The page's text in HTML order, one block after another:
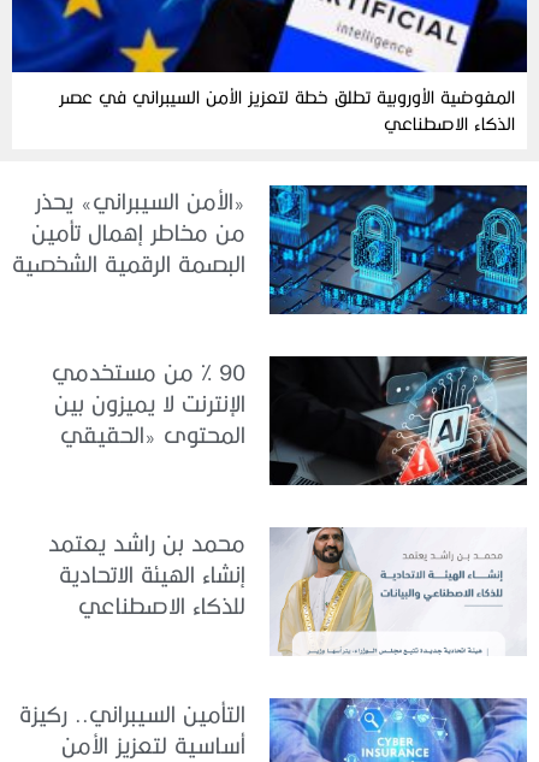
المفوضية الأوروبية تطلق خطة لتعزيز الأمن السيبراني في عصر
الذكاء الاصطناعي
«الأمن السيبراني» يحذر
من مخاطر إهمال تأمين
البصمة الرقمية الشخصية
90 % من مستخدمي
الإنترنت لا يميزون بين
المحتوى «الحقيقي
محمد بن راشد يعتمد
إنشاء الهيئة الاتحادية
للذكاء الاصطناعي
التأمين السيبراني.. ركيزة
أساسية لتعزيز الأمن